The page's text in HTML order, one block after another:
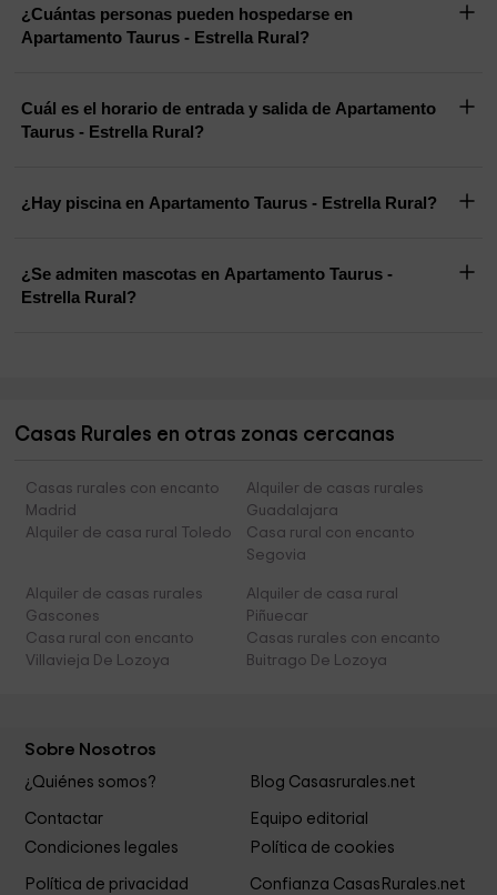
¿Cuántas personas pueden hospedarse en
Apartamento Taurus - Estrella Rural?
Cuál es el horario de entrada y salida de Apartamento
Taurus - Estrella Rural?
¿Hay piscina en Apartamento Taurus - Estrella Rural?
¿Se admiten mascotas en Apartamento Taurus -
Estrella Rural?
Casas Rurales en otras zonas cercanas
Casas rurales con encanto
Madrid
Alquiler de casas rurales
Guadalajara
Alquiler de casa rural Toledo
Casa rural con encanto
Segovia
Alquiler de casas rurales
Gascones
Alquiler de casa rural
Piñuecar
Casa rural con encanto
Villavieja De Lozoya
Casas rurales con encanto
Buitrago De Lozoya
Sobre Nosotros
¿Quiénes somos? Blog Casasrurales.net
Contactar
Equipo editorial
Condiciones legales
Política de cookies
Política de privacidad Confianza CasasRurales.net